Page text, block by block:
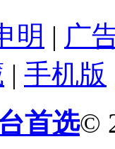
明 | 广
| 手机版
首选©